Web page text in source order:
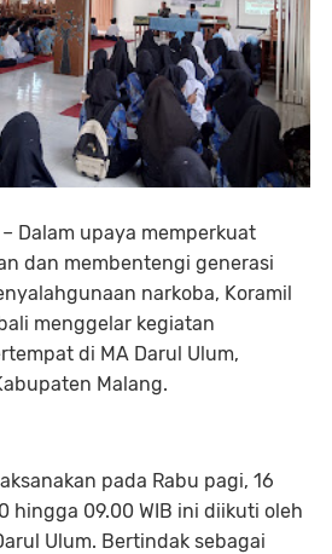
Dalam upaya memperkuat
dan membentengi generasi
narkoba, Koramil
menggelar kegiatan
di MA Darul Ulum,
Malang.
pada Rabu pagi, 16
hingga 09.00 WIB ini diikuti oleh
Ulum. Bertindak sebagai